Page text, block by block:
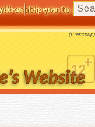
enable you to post
Esperanto
один оттенок к радуге.
(Шекспир)